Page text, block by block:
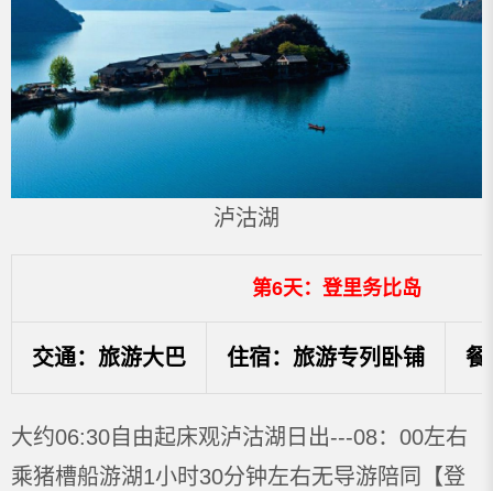
泸沽湖
第6天：登里务比岛
交通：旅游大巴 住宿：旅游专列卧铺 餐
大约06:30自由起床观泸沽湖日出---08：00左右
乘猪槽船游湖1小时30分钟左右无导游陪同【登